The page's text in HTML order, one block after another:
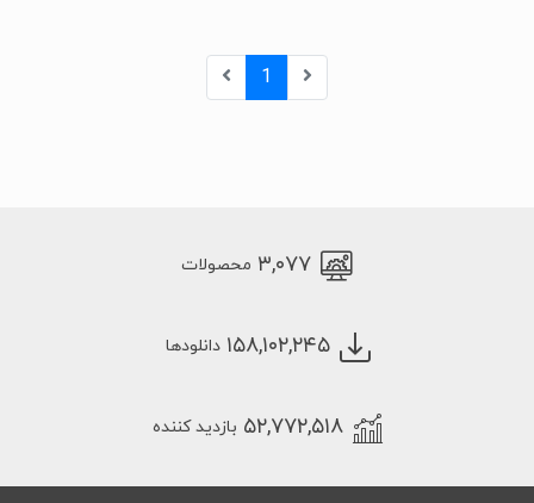
1
۳,۰۷۷ محصولات
۱۵۸,۱۰۲,۲۴۵ دانلودها
۵۲,۷۷۲,۵۱۸ بازدید کننده